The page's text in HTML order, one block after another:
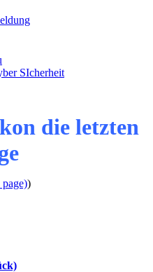
SIcherheit
die letzten
)